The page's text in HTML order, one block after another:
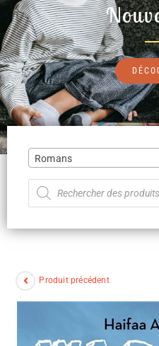
Romans
Produit précédent